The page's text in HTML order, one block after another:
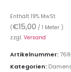
Enthält 19% MwSt.
(€15,00 / 1 Meter )
zzgl. Versand
Artikelnummer:
Kategorien: